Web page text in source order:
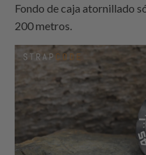
Fondo de caja atornillado
200 metros.